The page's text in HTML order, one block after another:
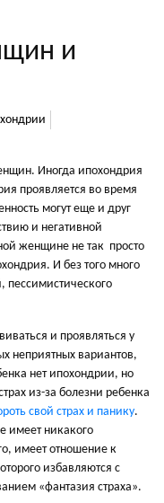
и
Иногда ипохондрия
проявляется во время
могут еще и друг
и негативной
женщине не так просто
И без того много
пессимистического
и проявляться у
неприятных вариантов,
нет ипохондрии, но
из-за болезни ребенка
свой страх и панику.
имеет никакого
имеет отношение к
избавляются с
«фантазия страха».